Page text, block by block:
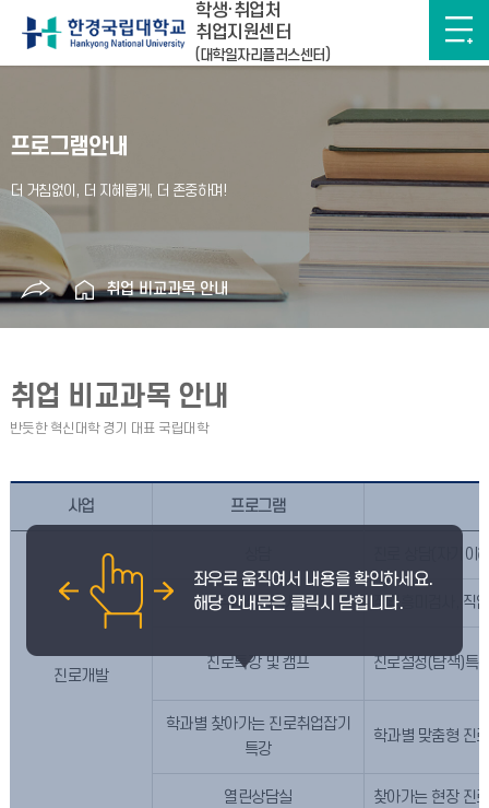
학생·취업처
취업지원센터
(대학일자리플러스센터)
프로그램안내
취업 비교과목 안내
취업 비교과목 안내
사업 프로그램
진로개발
진로 상담(자기이
직업심리검사 직업흥미검사, 직
진로특강 및 캠프 진로설정(탐색)특
학과별 찾아가는 진로취업잡기
특강
학과별 맞춤형 진
열린상담실 찾아가는 현장 진